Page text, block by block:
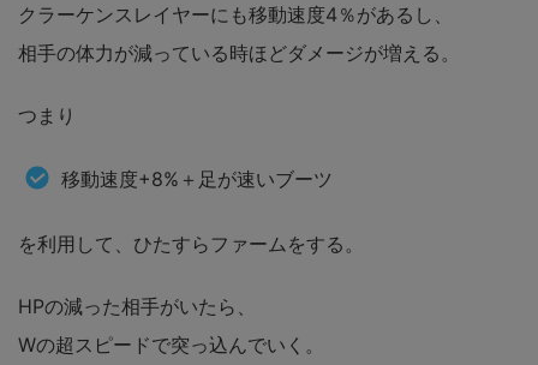
クラーケンスレイヤーにも移動速度4％があるし、
相手の体力が減っている時ほどダメージが増える。
つまり
移動速度+8%＋足が速いブーツ
を利用して、ひたすらファームをする。
HPの減った相手がいたら、
Wの超スピードで突っ込んでいく。